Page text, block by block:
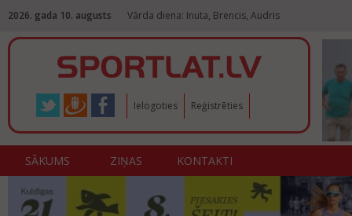
2026. gada 10. augusts Vārda diena: Inuta, Brencis, Audris
Ielogoties Reģistrēties
SĀKUMS ZIŅAS KONTAKTI